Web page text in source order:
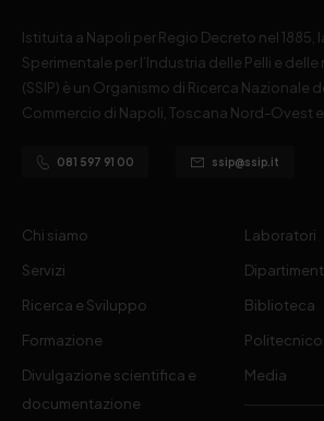
Istituita a Napoli per Regio Decreto nel 1885,
Sperimentale per l’Industria delle Pelli e
(SSIP) è un Organismo di Ricerca Nazionale
Commercio di Napoli, Toscana Nord-Ovest e
081 597 91 00 ssip@ssip.it
Chi siamo
Servizi
Ricerca e Sviluppo
Formazione
Divulgazione scientifica e
documentazione
Laboratori
Biblioteca
Media